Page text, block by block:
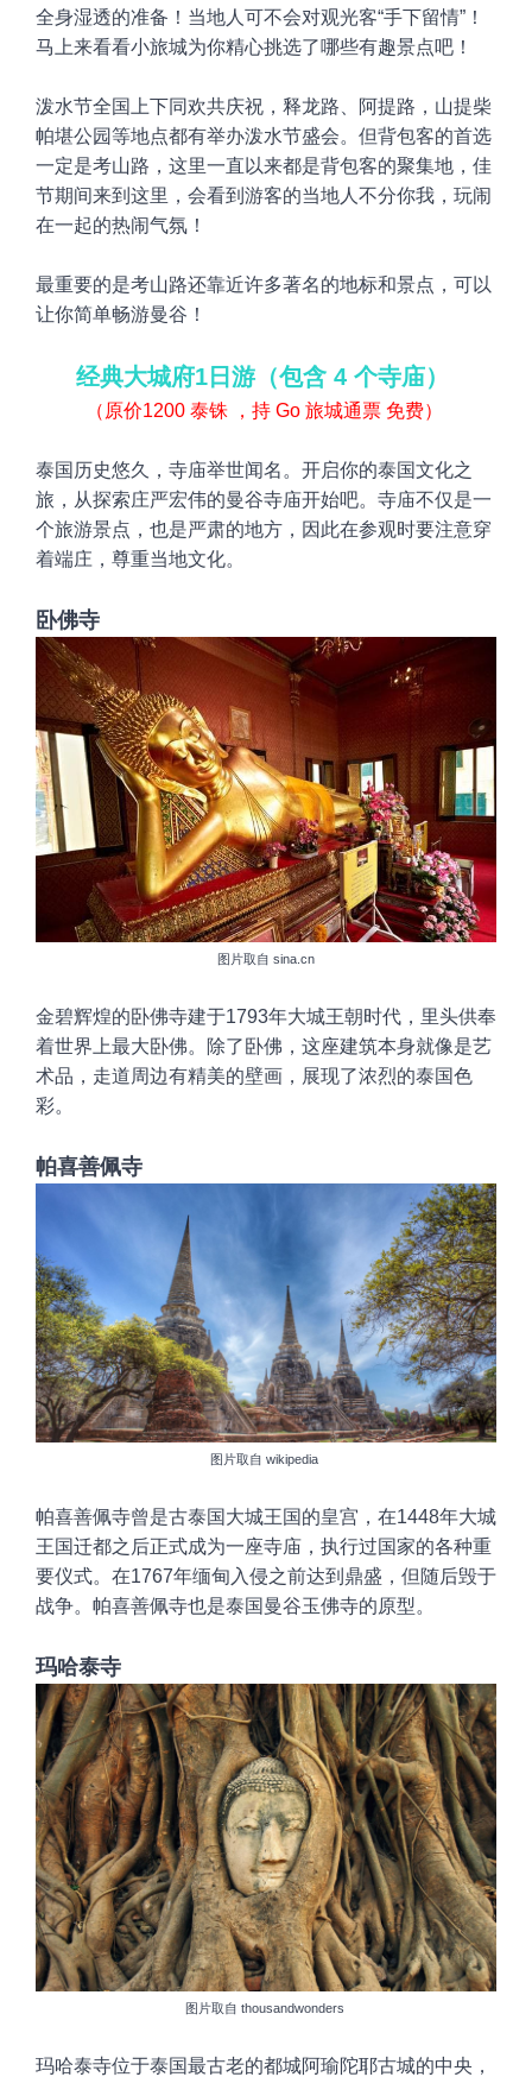
全身湿透的准备！当地人 可不会对观光客“手下留情” ！
马上来看看小旅城为你精心挑选了哪些有趣景点吧！
泼水节全国上下同欢共庆祝，释龙路、阿提路，山提柴
帕堪公园等地点都有举办泼水节盛会。但背包客的首选
一定是考山路， 这里一直以来都是背包客的聚集地，佳
节期间来到这里，会看到游客的当地人不分你我，玩闹
在一起的热闹气氛！
最重要的是考山路还靠近许多著名的地标和景点， 可以
让你简单畅游曼谷！
经典大城府1日游（包含 4 个寺庙）
（原价1200 泰铢 ，持 Go 旅城通票 免费）
泰国历史悠久，寺庙举世闻名。开启你的泰国文化之
旅，从探索庄严宏伟的曼谷寺庙开始吧。寺庙不仅是一
个旅游景点， 也是严肃的地方，因此在参观时要注意穿
着端庄，尊重当地文化。
卧佛寺
图片取自 sina.cn
金碧辉煌的卧佛寺建于1793年大城王朝时代 ， 里头供奉
着世界上最大卧佛。
除了卧佛，这座建筑本身就像是艺
术品， 走道周边有精美的壁画，展现了浓烈的泰国色
彩。
帕喜善佩寺
图片取自 wikipedia
帕喜善佩寺曾是古泰国大城王国的皇宫，在1448年大城
王国迁都之后正式成为一座寺庙，执行过国家的各种重
要仪式。在1767年缅甸入侵之前达到鼎盛，但随后毁于
战争。 帕喜善佩寺也是泰国曼谷玉佛寺的原型。
玛哈泰寺
图片取自 thousandwonders
玛哈泰寺位于泰国最古老的都城阿瑜陀耶古城的中央，